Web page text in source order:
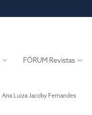
FÓRUM Revistas
Ana Luiza Jacoby Fernandes